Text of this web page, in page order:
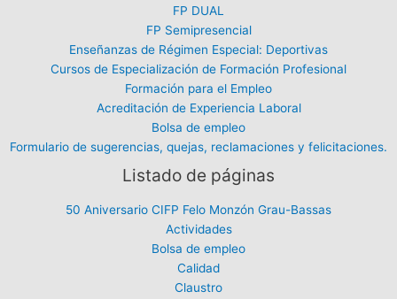
FP DUAL
FP Semipresencial
Enseñanzas de Régimen Especial: Deportivas
Cursos de Especialización de Formación Profesional
Formación para el Empleo
Acreditación de Experiencia Laboral
Bolsa de empleo
Formulario de sugerencias, quejas, reclamaciones y felicitaciones.
Listado de páginas
50 Aniversario CIFP Felo Monzón Grau-Bassas
Actividades
Bolsa de empleo
Calidad
Claustro